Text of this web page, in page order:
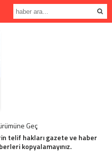
Geç
telif hakları gazete ve haber
kopyalamayınız.